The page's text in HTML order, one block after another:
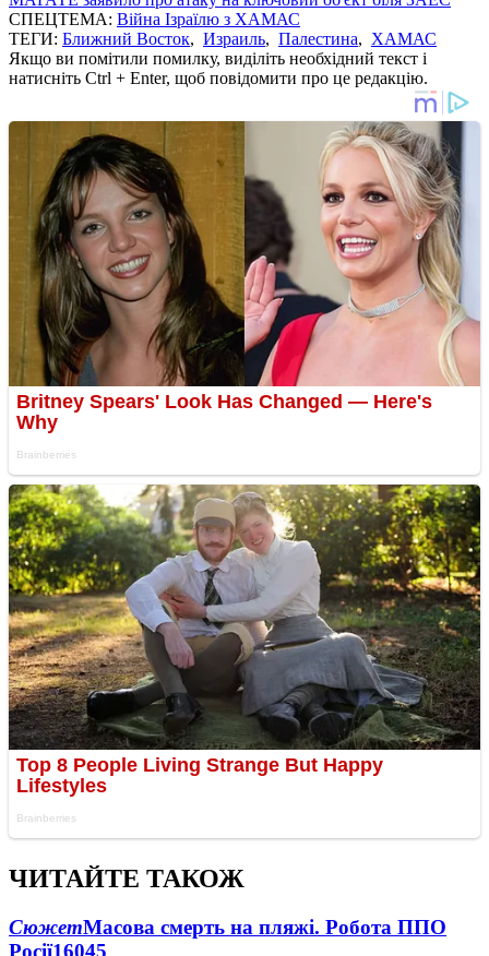
СПЕЦТЕМА: Війна Ізраїлю з ХАМАС
ТЕГИ: Ближний Восток, Израиль, Палестина, ХАМАС
Якщо ви помітили помилку, виділіть необхідний текст і
натисніть Ctrl + Enter, щоб повідомити про це редакцію.
ЧИТАЙТЕ ТАКОЖ
СюжетМасова смерть на пляжі. Робота ППО
Росії16045